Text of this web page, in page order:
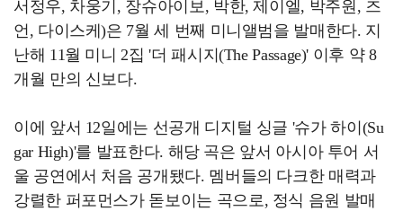
서정우, 차웅기, 장슈아이보, 박한, 제이엘, 박주원, 즈
언, 다이스케)은 7월 세 번째 미니앨범을 발매한다. 지
난해 11월 미니 2집 '더 패시지(The Passage)' 이후 약 8
개월 만의 신보다.
이에 앞서 12일에는 선공개 디지털 싱글 '슈가 하이(Su
gar High)'를 발표한다. 해당 곡은 앞서 아시아 투어 서
울 공연에서 처음 공개됐다. 멤버들의 다크한 매력과
강렬한 퍼포먼스가 돋보이는 곡으로, 정식 음원 발매